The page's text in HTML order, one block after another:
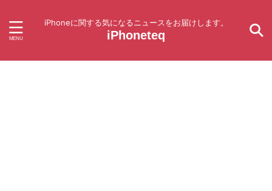
iPhoneに関する気になるニュースをお届けします。
iPhoneteq